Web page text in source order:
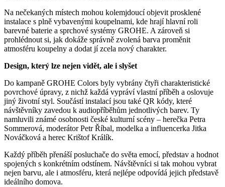
Na nečekaných místech mohou kolemjdoucí objevit prosklené
instalace s plně vybavenými koupelnami, kde hrají hlavní roli
barevné baterie a sprchové systémy GROHE. A zároveň si
prohlédnout si, jak dokáže správně zvolená barva proměnit
atmosféru koupelny a dodat jí zcela nový charakter.
Design, který lze nejen vidět, ale i slyšet
Do kampaně GROHE Colors byly vybrány čtyři charakteristické
povrchové úpravy, z nichž každá vypráví vlastní příběh a oslovuje
jiný životní styl. Součástí instalací jsou také QR kódy, které
návštěvníky zavedou k audiopříběhům jednotlivých barev. Ty
namluvili známé osobnosti české kulturní scény – herečka Petra
Sommerová, moderátor Petr Říbal, modelka a influencerka Jitka
Nováčková a herec Krištof Králík.
Každý příběh přenáší posluchače do světa emocí, představ a hodnot
spojených s konkrétním odstínem. Návštěvníci si tak mohou vybrat
nejen barvu, ale i atmosféru, která nejlépe odpovídá jejich představě
ideálního domova.